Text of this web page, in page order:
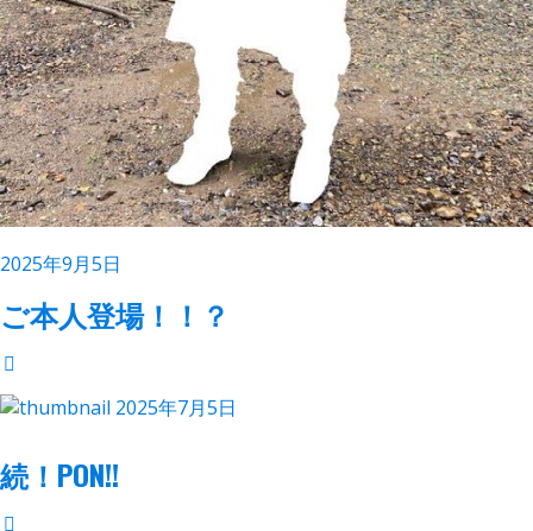
2025年9月5日
ご本人登場！！？
2025年7月5日
続！PON!!